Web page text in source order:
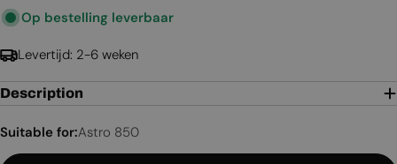
Op bestelling leverbaar
Levertijd: 2-6 weken
Description
Suitable for:Astro 850